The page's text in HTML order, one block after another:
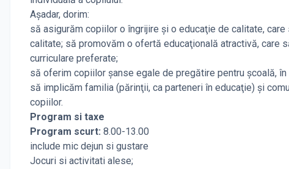
Aşadar, dorim:
să asigurăm copiilor o îngrijire şi o educaţie de calitate,
calitate; să promovăm o ofertă educaţională atractivă,
curriculare preferate;
să oferim copiilor şanse egale de pregătire pentru şcoală,
să implicăm familia (părinţii, ca parteneri în educaţie) şi
copiilor.
Program si taxe
Program scurt: 8.00-13.00
include mic dejun si gustare
Jocuri si activitati alese;